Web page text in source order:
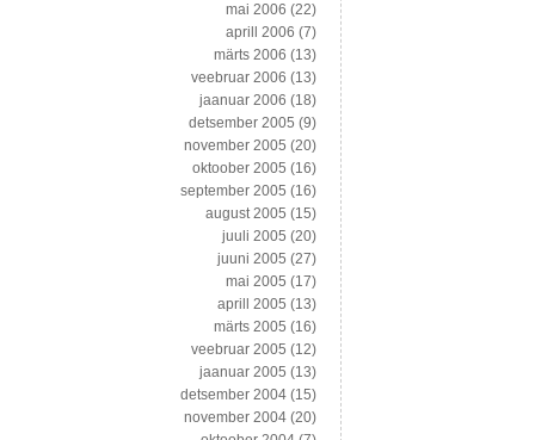
mai 2006 (22)
aprill 2006 (7)
märts 2006 (13)
veebruar 2006 (13)
jaanuar 2006 (18)
detsember 2005 (9)
november 2005 (20)
oktoober 2005 (16)
september 2005 (16)
august 2005 (15)
juuli 2005 (20)
juuni 2005 (27)
mai 2005 (17)
aprill 2005 (13)
märts 2005 (16)
veebruar 2005 (12)
jaanuar 2005 (13)
detsember 2004 (15)
november 2004 (20)